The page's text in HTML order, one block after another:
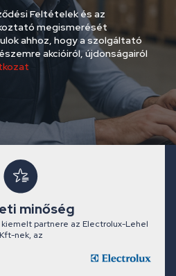
Feltételek és az
megismerését
ahhoz, hogy a szolgáltató
akcióiról, újdonságairól
minőség
partnere az Electrolux-Lehel
Kft-nek, az